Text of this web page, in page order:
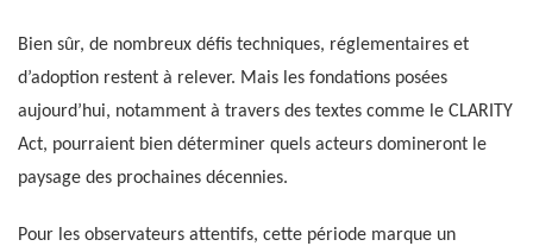
Bien sûr, de nombreux défis techniques, réglementaires et
d’adoption restent à relever. Mais les fondations posées
aujourd’hui, notamment à travers des textes comme le CLARITY
Act, pourraient bien déterminer quels acteurs domineront le
paysage des prochaines décennies.
Pour les observateurs attentifs, cette période marque un